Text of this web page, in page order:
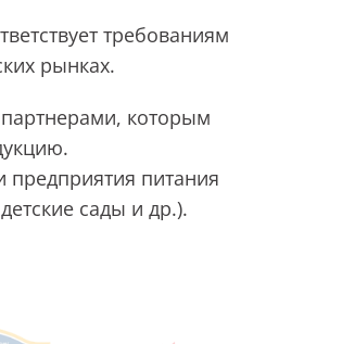
требованиям
рынках.
которым
питания
сады и др.).